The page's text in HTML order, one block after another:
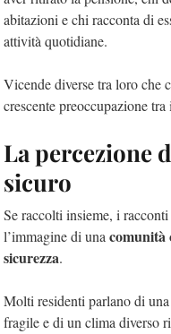
abitazioni e chi racconta di
attività quotidiane.
Vicende diverse tra loro che
crescente preoccupazione
La percezione
sicuro
Se raccolti insieme, i
l’immagine di una comunità
sicurezza.
Molti residenti parlano di
fragile e di un clima diverso